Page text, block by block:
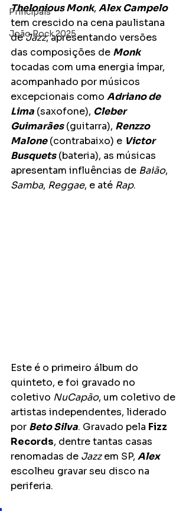
Principais
João Rock 2025
Thelonious Monk, Alex Campelo
tem crescido na cena paulistana
de Jazz, apresentando versões
das composições de Monk
tocadas com uma energia ímpar,
acompanhado por músicos
excepcionais como Adriano de
Lima (saxofone), Cleber
Guimarães (guitarra), Renzzo
Malone (contrabaixo) e Victor
Busquets (bateria), as músicas
apresentam influências de Baião,
Samba, Reggae, e até Rap.
Este é o primeiro álbum do
quinteto, e foi gravado no
coletivo NuCapão, um coletivo de
artistas independentes, liderado
por Beto Silva. Gravado pela Fizz
Records, dentre tantas casas
renomadas de Jazz em SP, Alex
escolheu gravar seu disco na
periferia.